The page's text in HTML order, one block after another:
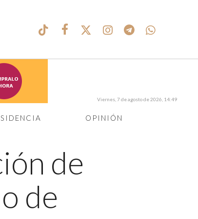
OPINIÓN
Viernes, 7 de agosto de 2026, 14:49
de
de